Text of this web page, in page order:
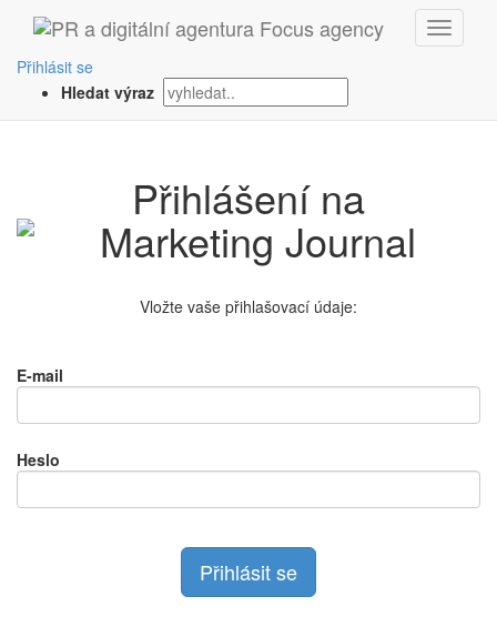
Přihlásit se
Hledat výraz
Přihlášení na
Vložte vaše přihlašovací údaje:
E-mail
Heslo